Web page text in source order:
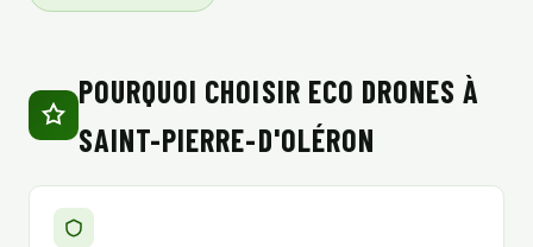
POURQUOI CHOISIR ECO DRONES À
SAINT-PIERRE-D'OLÉRON